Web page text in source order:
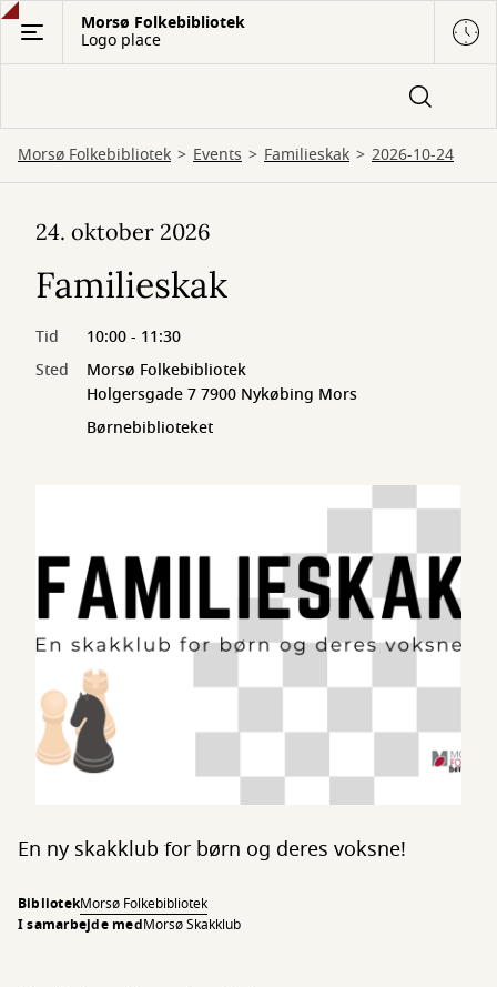
Gå
hovedindhold
Morsø Folkebibliotek
Logo place
Morsø Folkebibliotek Events Familieskak 2026-10-24
24. oktober 2026
Familieskak
Tid
10:00 - 11:30
Sted
Morsø Folkebibliotek
Holgersgade 7 7900 Nykøbing Mors
Børnebiblioteket
En ny skakklub for børn og deres voksne!
BibliotekMorsø Folkebibliotek
I samarbejde medMorsø Skakklub